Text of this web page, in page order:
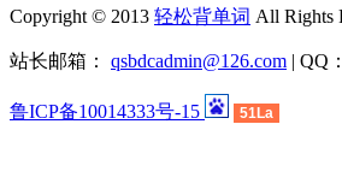
Copyright © 2013 轻松背单词 All Rights
站长邮箱： qsbdcadmin@126.com | QQ：
鲁ICP备10014333号-15 51La